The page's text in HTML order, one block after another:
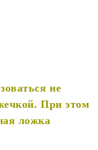
не
При этом
ложка